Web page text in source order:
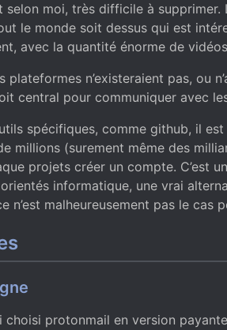
selon moi, très difficile à supprimer.
le monde soit dessus qui est
avec la quantité énorme de
plateformes n’existeraient pas, ou
central pour communiquer avec
spécifiques, comme github, il
millions (surement même des
projets créer un compte. C’est
informatique, une vrai
n’est malheureusement pas le cas
choisi protonmail en version